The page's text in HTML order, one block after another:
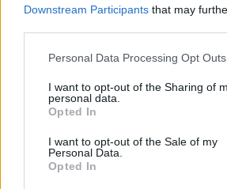
Downstream Participants that may
Please note that this website/app uses
not limited to your visit or usage
grant or deny consent to Google and its
use your data for below specified
consent section.
Personal Data Processing Opt Outs
I want to opt-out of the Sharing of
personal data.
Opted In
I want to opt-out of the Sale of my
Personal Data.
Opted In